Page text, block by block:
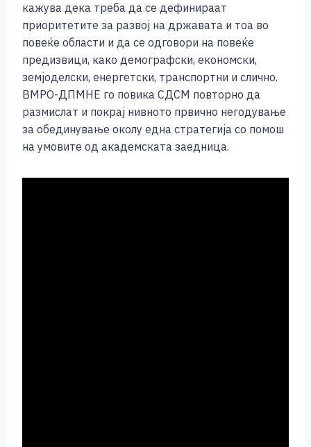
кажува дека треба да се дефинираат
приоритетите за развој на државата и тоа во
повеќе области и да се одговори на повеќе
предизвици, како демографски, економски,
земјоделски, енергетски, транспортни и слично.
ВМРО-ДПМНЕ го повика СДСМ повторно да
размислат и покрај нивното првично негодување
за обединување околу една стратегија со помош
на умовите од академската заедница.